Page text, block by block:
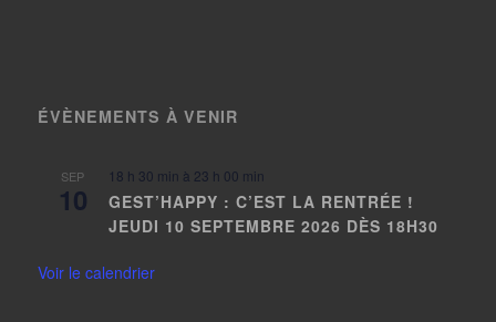
ÉVÈNEMENTS À VENIR
SEP
10
18 h 30 min à 23 h 00 min
GEST’HAPPY : C’EST LA RENTRÉE !
JEUDI 10 SEPTEMBRE 2026 DÈS 18H30
Voir le calendrier